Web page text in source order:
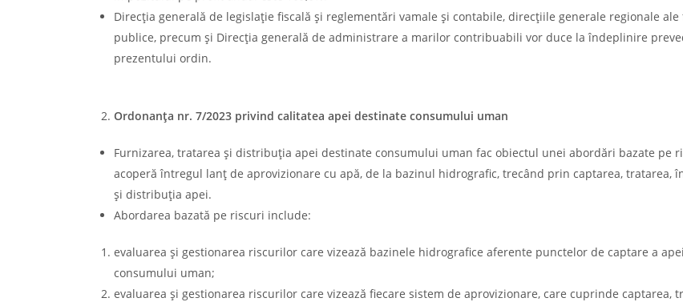
Direcţia generală de legislaţie fiscală şi reglementări vamale şi contabile, direcţiile generale regionale
publice, precum şi Direcţia generală de administrare a marilor contribuabili vor duce la îndeplinire
prezentului ordin.
Ordonanţa nr. 7/2023 privind calitatea apei destinate consumului uman
Furnizarea, tratarea şi distribuţia apei destinate consumului uman fac obiectul unei abordări bazate pe
acoperă întregul lanţ de aprovizionare cu apă, de la bazinul hidrografic, trecând prin captarea, tratarea,
şi distribuţia apei.
Abordarea bazată pe riscuri include:
evaluarea şi gestionarea riscurilor care vizează bazinele hidrografice aferente punctelor de captare a
consumului uman;
evaluarea şi gestionarea riscurilor care vizează fiecare sistem de aprovizionare, care cuprinde captarea,